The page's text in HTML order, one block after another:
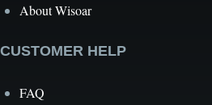
About Wisoar
CUSTOMER HELP
FAQ